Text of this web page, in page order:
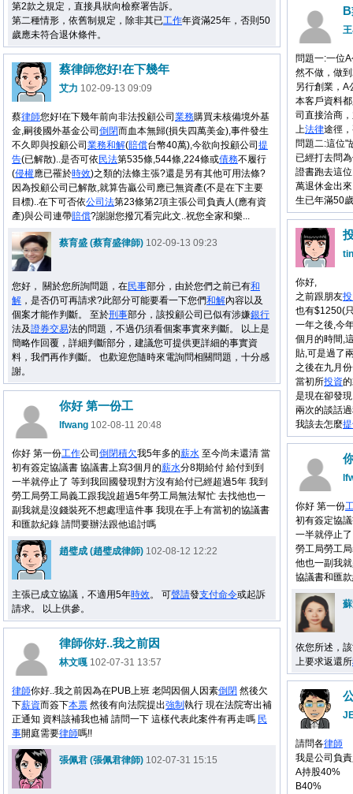
第2款之規定，直接具狀向檢察署告訴。
第二種情形，依舊制規定，除非其已工作年資滿25年，否則50
歲應未符合退休條件。
問題一:一位
然不做，做
另行創業，A
本客戶資料
司直接洽商
上法律途徑
問題二:這位"
已經打去問
證書跑去這
萬退休金出
生已年滿50
蔡律師您好!在下幾年
艾力 102-09-13 09:09
蔡律師您好!在下幾年前向非法投顧公司 業務購買未核備境外基
金,嗣後國外基金公司 倒閉而血本無歸(損失四萬美金),事件發生
不久即與投顧公司 業務和解(賠償台幣40萬),今欲向投顧公司 提
告(已解散)..是否可依民法第535條,544條,224條或債務不履行
(侵權應已罹於時效)之類的法條主張?還是另有其他可用法條?
因為投顧公司已解散,就算告贏公司應已無資產(不是在下主要
目標)..在下可否依公司法第23條第2項主張公司負責人(應有資
產)與公司連帶賠償?謝謝您撥冗看完此文..祝您全家和樂...
蔡育盛 (蔡育盛律師) 102-09-13 09:23
您好， 關於您所詢問題，在民事部分，由於您們之前已有和
解 ，是否仍可再請求?此部分可能要看一下您們和解內容以及
個案才能作判斷。 至於刑事部分，該投顧公司已似有涉嫌銀行
法及證券交易法的問題，不過仍須看個案事實來判斷。 以上是
簡略作回覆，詳細判斷部分，建議您可提供更詳細的事實資
料，我們再作判斷。 也歡迎您隨時來電詢問相關問題，十分感
謝。
你好,
之前跟朋友
也有$1250(
一年之後,今
個月的時間,
貼,可是過了
之後在九月
當初所投資
是現在卻發
兩次的談話
我該去怎麼
你好 第一份工
lfwang 102-08-11 20:48
你好 第一份工作公司 倒閉積欠我5年多的薪水 至今尚未還清 當
初有簽定協議書 協議書上寫3個月的薪水分8期給付 給付到到
一半就停止了 等到我回國發現對方沒有給付已經超過5年 我到
勞工局勞工局義工跟我說超過5年勞工局無法幫忙 去找他也一
副我就是沒錢裝死不想處理這件事 我現在手上有當初的協議書
和匯款紀錄 請問要辦法跟他追討嗎
趙璧成 (趙璧成律師) 102-08-12 12:22
主張已成立協議，不適用5年時效。 可聲請發支付命令或起訴
請求。 以上供參。
你好 第一份
初有簽定協
一半就停止
勞工局勞工
他也一副我
協議書和匯
依您所述，
上要求返還所
律師你好..我之前因
林文嘎 102-07-31 13:57
律師你好..我之前因為在PUB上班 老闆因個人因素倒閉 然後欠
下薪資而簽下本票 然後有向法院提出強制 執行 現在法院寄出補
正通知 資料該補我也補 請問一下 這樣代表此案件有再走嗎 民
事開庭需要律師嗎!!
張佩君 (張佩君律師) 102-07-31 15:15
請問各律師
我是公司負
A持股40%
B40%